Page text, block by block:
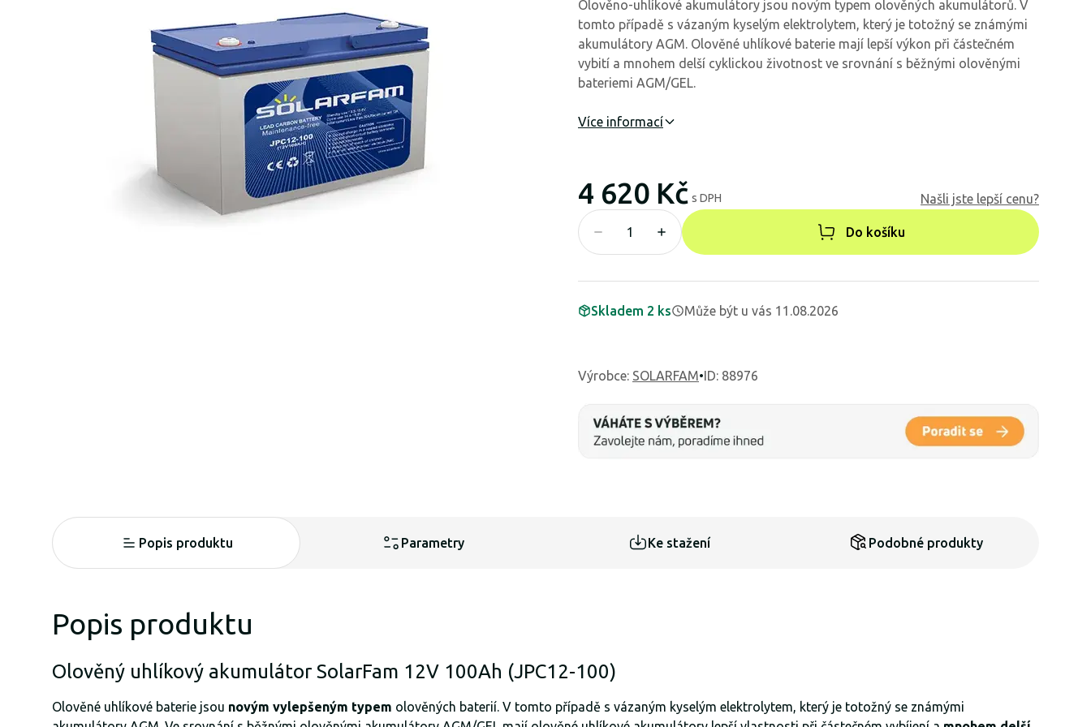
Olověno-uhlíkové akumulátory jsou novým typem olověných akumulátorů. V
tomto případě s vázaným kyselým elektrolytem, který je totožný se známými
akumulátory AGM. Olověné uhlíkové baterie mají lepší výkon při částečném
vybití a mnohem delší cyklickou životnost ve srovnání s běžnými olověnými
bateriemi AGM/GEL.
Více informací
4 620 Kč s DPH Našli jste lepší cenu?
Do košíku
Skladem 2 ks Může být u vás 11.08.2026
Výrobce: SOLARFAM•ID: 88976
Popis produktu Parametry Ke stažení Podobné produkty
Popis produktu
Olověný uhlíkový akumulátor SolarFam 12V 100Ah (JPC12-100)
Olověné uhlíkové baterie jsou novým vylepšeným typem olověných baterií. V tomto případě s vázaným kyselým elektrolytem, který je totožný se známými